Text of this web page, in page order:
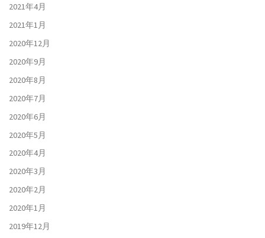
2021年4月
2021年1月
2020年12月
2020年9月
2020年8月
2020年7月
2020年6月
2020年5月
2020年4月
2020年3月
2020年2月
2020年1月
2019年12月